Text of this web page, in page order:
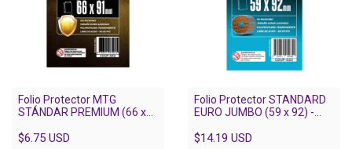
Folio Protector MTG
STÁNDAR PREMIUM (66 x
$6.75 USD
Folio Protector STANDARD
EURO JUMBO (59 x 92) -
$14.19 USD